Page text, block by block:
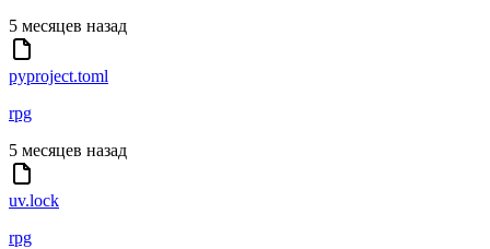
5 месяцев назад
pyproject.toml
rpg
5 месяцев назад
uv.lock
rpg